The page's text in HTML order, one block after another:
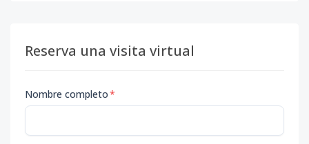
Reserva una visita virtual
Nombre completo*